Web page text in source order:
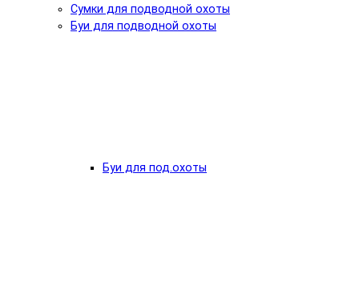
Сумки для подводной охоты
Буи для подводной охоты
Буи для под.охоты